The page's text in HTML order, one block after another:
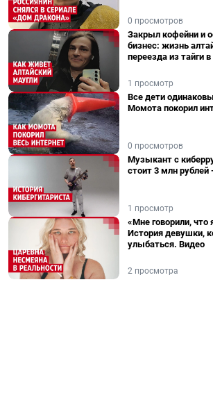
0 просмотров
Закрыл кофейни и
бизнес: жизнь
переезда из тайги
1 просмотр
Все дети
Момота покорил
0 просмотров
Музыкант с
стоит 3 млн рублей
1 просмотр
«Мне говорили, что
История девушки,
улыбаться. Видео
2 просмотра